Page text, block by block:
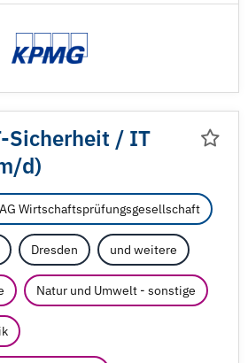
Sicherheit / IT
d)
AG Wirtschaftsprüfungsgesellschaft
Dresden und weitere
Natur und Umwelt - sonstige